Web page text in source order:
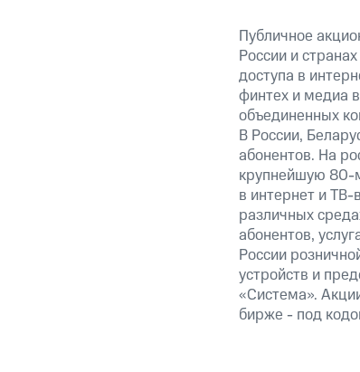
Публичное
России и
доступа в
финтех и медиа
объединенных
В России,
абонентов. На
крупнейшую 80-
в интернет и
различных
абонентов,
России
устройств и
«Система».
бирже - под